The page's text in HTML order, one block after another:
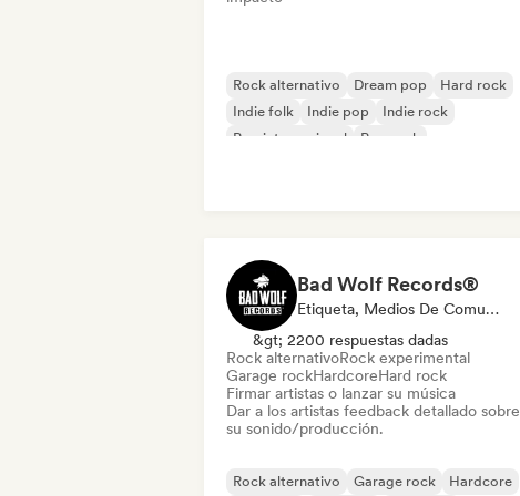
Rock alternativo Dream pop
Hard rock
Indie folk
Indie pop
Indie rock
Pop internacional
Pop rock
Bad Wolf Records®
Etiqueta, Medios De Comunicación/Periodista, Experto En Sonido
&gt; 2200 respuestas dadas
Rock alternativoRock experimental
Garage rockHardcoreHard rock
Firmar artistas o lanzar su música
Dar a los artistas feedback detallado sobre
su sonido/producción.
Rock alternativo Garage rock Hardcore